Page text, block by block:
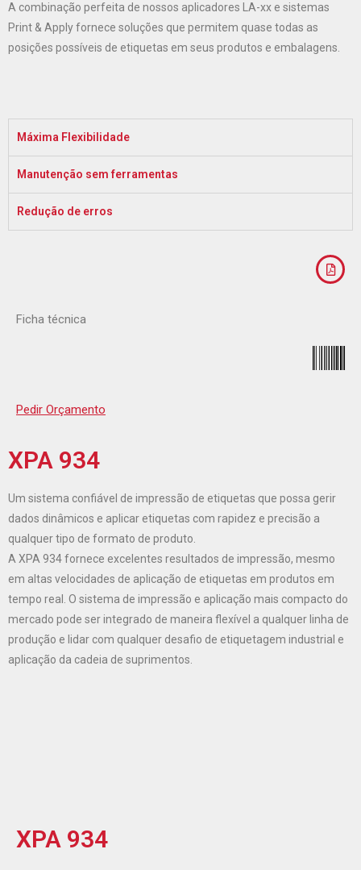
A combinação perfeita de nossos aplicadores LA-xx e sistemas
Print & Apply fornece soluções que permitem quase todas as
posições possíveis de etiquetas em seus produtos e embalagens.
Máxima Flexibilidade
Manutenção sem ferramentas
Redução de erros
Ficha técnica
Pedir Orçamento
XPA 934
Um sistema confiável de impressão de etiquetas que possa gerir
dados dinâmicos e aplicar etiquetas com rapidez e precisão a
qualquer tipo de formato de produto.
A XPA 934 fornece excelentes resultados de impressão, mesmo
em altas velocidades de aplicação de etiquetas em produtos em
tempo real. O sistema de impressão e aplicação mais compacto do
mercado pode ser integrado de maneira flexível a qualquer linha de
produção e lidar com qualquer desafio de etiquetagem industrial e
aplicação da cadeia de suprimentos.
XPA 934